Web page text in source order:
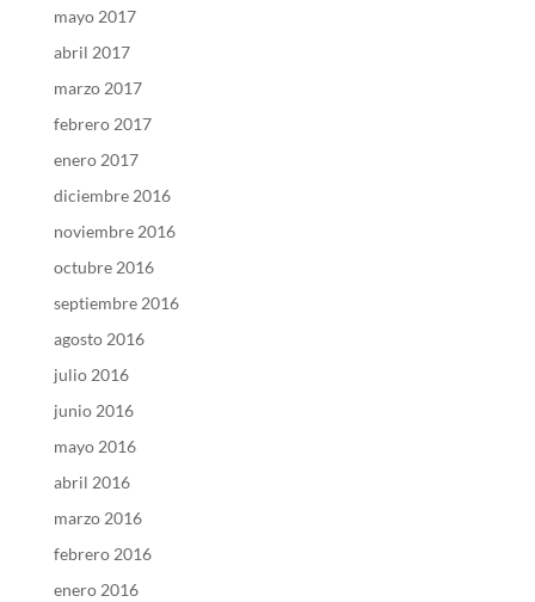
mayo 2017
abril 2017
marzo 2017
febrero 2017
enero 2017
diciembre 2016
noviembre 2016
octubre 2016
septiembre 2016
agosto 2016
julio 2016
junio 2016
mayo 2016
abril 2016
marzo 2016
febrero 2016
enero 2016